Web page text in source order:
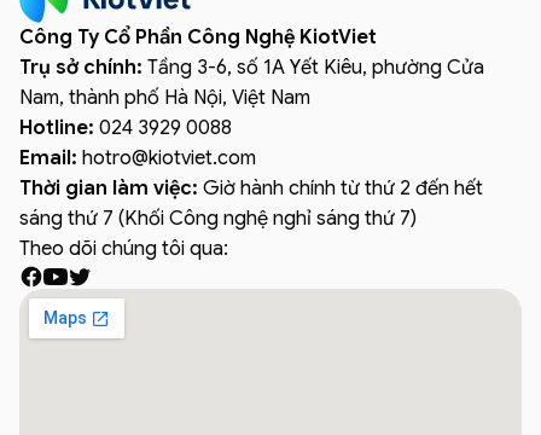
Công Ty Cổ Phần Công Nghệ KiotViet
Trụ sở chính: Tầng 3-6, số 1A Yết Kiêu, phường Cửa
Nam, thành phố Hà Nội, Việt Nam
Hotline: 024 3929 0088
Email: hotro@kiotviet.com
Thời gian làm việc: Giờ hành chính từ thứ 2 đến hết
sáng thứ 7 (Khối Công nghệ nghỉ sáng thứ 7)
Theo dõi chúng tôi qua: